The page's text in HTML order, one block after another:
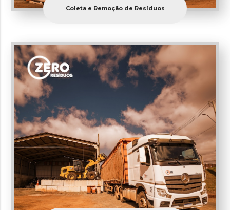
Coleta e Remoção de Resíduos